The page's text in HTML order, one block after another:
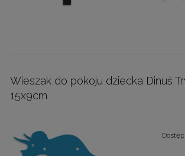
Wieszak do pokoju dziecka Dinuś
15x9cm